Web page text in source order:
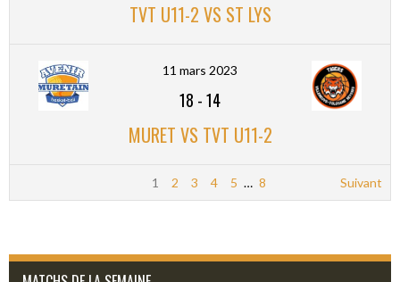
TVT U11-2 VS ST LYS
11 mars 2023
18 -14
MURET VS TVT U11-2
1 2 3 4 5 … 8 Suivant